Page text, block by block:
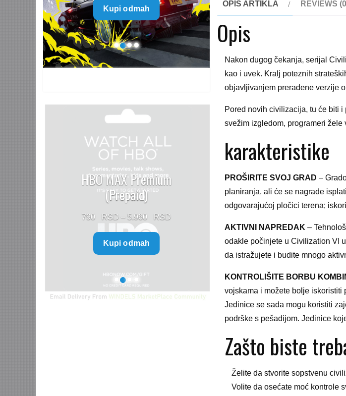
OPIS ARTIKLA REVIEWS
Opis
Nakon dugog čekanja, serijal
kao i uvek. Kralj poteznih
objavljivanjem prerađene verzije
Pored novih civilizacija, tu će biti
svežim izgledom, programeri
karakteristike
PROŠIRITE SVOJ GRAD –
planiranja, ali će se nagrade
odgovarajućoj pločici terena;
AKTIVNI NAPREDAK –
odakle počinjete u Civilization VI
da istražujete i budite mnogo
KONTROLIŠITE BORBU
vojskama i možete bolje
Jedinice se sada mogu koristiti
podrške s pešadijom. Jedinice
Zašto biste
Želite da stvorite sopstvenu
Volite da osećate moć kontrole
499 $
through
1.499 $
Kupi odmah
HBO MAX Premium
(Prepaid)
790 – 5.960
Price
Kupi odmah